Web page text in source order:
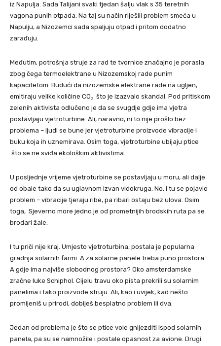
iz Napulja. Sada Talijani svaki tjedan šalju vlak s 35 teretnih
vagona punih otpada. Na taj su način riješili problem smeća u
Napulju, a Nizozemci sada spaljuju otpad i pritom dodatno
zarađuju.
Međutim, potrošnja struje za rad te tvornice značajno je porasla
zbog čega termoelektrane u Nizozemskoj rade punim
kapacitetom. Budući da nizozemske elektrane rade na ugljen,
emitiraju velike količine CO₂ što je izazvalo skandal. Pod pritiskom
zelenih aktivista odlučeno je da se svugdje gdje ima vjetra
postavljaju vjetroturbine. Ali, naravno, ni to nije prošlo bez
problema – ljudi se bune jer vjetroturbine proizvode vibracije i
buku koja ih uznemirava. Osim toga, vjetroturbine ubijaju ptice
što se ne sviđa ekološkim aktivistima.
U posljednje vrijeme vjetroturbine se postavljaju u moru, ali dalje
od obale tako da su uglavnom izvan vidokruga. No, i tu se pojavio
problem – vibracije tjeraju ribe, pa ribari ostaju bez ulova. Osim
toga, Sjeverno more jedno je od prometnijih brodskih ruta pa se
brodari žale,
I tu priči nije kraj. Umjesto vjetroturbina, postala je popularna
gradnja solarnih farmi. A za solarne panele treba puno prostora.
A gdje ima najviše slobodnog prostora? Oko amsterdamske
zračne luke Schiphol. Cijelu travu oko pista prekrili su solarnim
panelima i tako proizvode struju. Ali, kao i uvijek, kad nešto
promijeniš u prirodi, dobiješ besplatno problem ili dva.
Jedan od problema je što se ptice vole gnijezditi ispod solarnih
panela, pa su se namnožile i postale opasnost za avione. Drugi